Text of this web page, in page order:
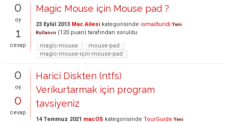
0
oy
1
cevap
Magic Mouse için Mouse pad ?
23 Eylül 2013 Mac Ailesi kategorisinde ismailturidi Yeni
Kullanıcı (120 puan) tarafından soruldu
magic-mouse
mouse-pad
magic-mouse-için-mouse-pad
0
oy
0
cevap
Harici Diskten (ntfs)
Verikurtarmak için program
tavsiyeniz
14 Temmuz 2021 macOS kategorisinde TourGuide Yeni